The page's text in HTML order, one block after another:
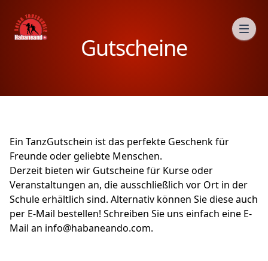
Gutscheine
Ein TanzGutschein ist das perfekte Geschenk für
Freunde oder geliebte Menschen.
Derzeit bieten wir Gutscheine für Kurse oder
Veranstaltungen an, die ausschließlich vor Ort in der
Schule erhältlich sind. Alternativ können Sie diese auch
per E-Mail bestellen! Schreiben Sie uns einfach eine E-
Mail an info@habaneando.com.